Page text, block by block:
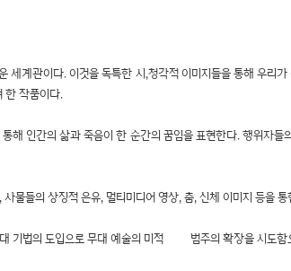
세계관이다. 이것을 독특한 시,청각적 이미지들을 통해 우리
한 작품이다.
해 인간의 삶과 죽음이 한 순간의 꿈임을 표현한다. 행위자
물들의 상징적 은유, 멀티미디어 영상, 춤, 신체 이미지 등을
기법의 도입으로 무대 예술의 미적 범주의 확장을 시도함